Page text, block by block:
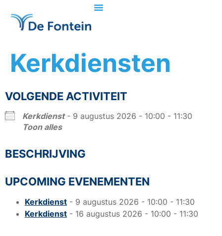
Kerkdiensten
VOLGENDE ACTIVITEIT
Kerkdienst- 9 augustus 2026 - 10:00 - 11:30
Toon alles
BESCHRIJVING
UPCOMING EVENEMENTEN
Kerkdienst - 9 augustus 2026 - 10:00 - 11:30
Kerkdienst - 16 augustus 2026 - 10:00 - 11:30